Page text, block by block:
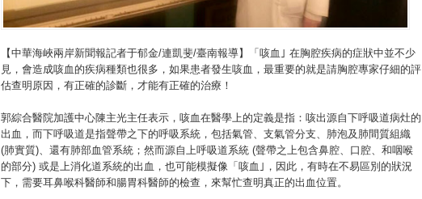
【中華海峽兩岸新聞報記者于郁金/連凱斐/臺南報導】「咳血｣ 在胸腔疾病的症狀中並不少
見，會造成咳血的疾病種類也很多，如果患者發生咳血，最重要的就是請胸腔專家仔細的評
估查明原因，有正確的診斷，才能有正確的治療！
郭綜合醫院加護中心陳主光主任表示，咳血在醫學上的定義是指：咳出源自下呼吸道病灶的
出血，而下呼吸道是指聲帶之下的呼吸系統，包括氣管、支氣管分支、肺泡及肺間質組織
(肺實質)、還有肺部血管系統；然而源自上呼吸道系統 (聲帶之上包含鼻腔、口腔、和咽喉
的部分) 或是上消化道系統的出血，也可能模擬像「咳血｣，因此，有時在不易區別的狀況
下，需要耳鼻喉科醫師和腸胃科醫師的檢查，來幫忙查明真正的出血位置。